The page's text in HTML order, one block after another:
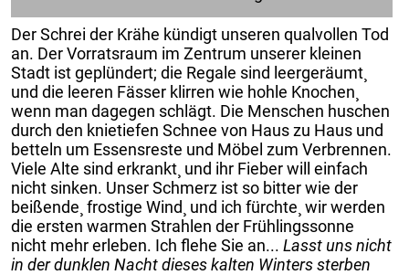
Der Schrei der Krähe kündigt unseren qualvollen Tod
an. Der Vorratsraum im Zentrum unserer kleinen
Stadt ist geplündert; die Regale sind leergeräumt¸
und die leeren Fässer klirren wie hohle Knochen¸
wenn man dagegen schlägt. Die Menschen huschen
durch den knietiefen Schnee von Haus zu Haus und
betteln um Essensreste und Möbel zum Verbrennen.
Viele Alte sind erkrankt¸ und ihr Fieber will einfach
nicht sinken. Unser Schmerz ist so bitter wie der
beißende¸ frostige Wind¸ und ich fürchte¸ wir werden
die ersten warmen Strahlen der Frühlingssonne
nicht mehr erleben. Ich flehe Sie an... Lasst uns nicht
in der dunklen Nacht dieses kalten Winters sterben